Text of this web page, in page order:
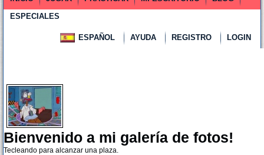
ESPECIALES
ESPAÑOL AYUDA REGISTRO LOGIN
Bienvenido a mi galería de fotos!
Tecleando para alcanzar una plaza.